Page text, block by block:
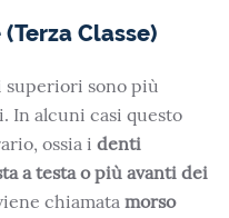
Classe)
sono più
In alcuni casi questo
ossia i denti
a testa o più avanti dei
chiamata morso